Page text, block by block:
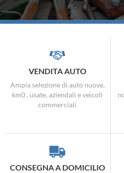
VENDITA AUTO
Ampia selezione di auto nuove,
km0 , usate, aziendali e veicoli
commerciali
CONSEGNA A DOMICILIO